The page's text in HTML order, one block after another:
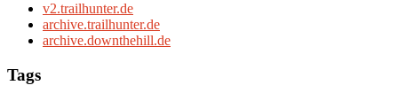
v2.trailhunter.de
archive.trailhunter.de
archive.downthehill.de
Tags